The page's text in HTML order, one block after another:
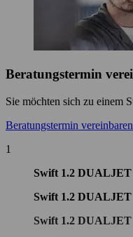
Beratungstermin
Sie möchten sich zu einem
Beratungstermin vereinbaren
1
Swift 1.2
Swift 1.2
Swift 1.2